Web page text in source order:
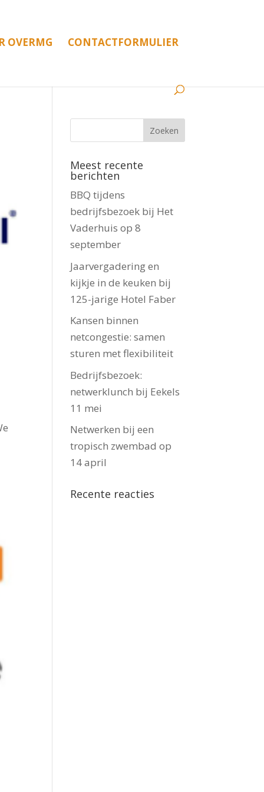
OVERMG CONTACTFORMULIER
Meest recente
berichten
BBQ tijdens
bedrijfsbezoek bij Het
Vaderhuis op 8
september
Jaarvergadering en
kijkje in de keuken bij
125-jarige Hotel Faber
Kansen binnen
netcongestie: samen
sturen met flexibiliteit
Bedrijfsbezoek:
netwerklunch bij Eekels
11 mei
Netwerken bij een
tropisch zwembad op
14 april
Recente reacties